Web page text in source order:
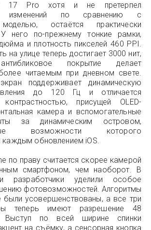
17 Pro хотя и не претерпел
изменений по сравнению с
остаётся практически
него по-прежнему тонкие рамки,
и плотность пикселей 460 PPI.
на улице теперь достигает 3000 нит,
покрытие делает
читаемым при дневном свете.
поддерживает динамическую
до 120 Гц и отличается
контрастностью, присущей OLED-
камера и вспомогательные
за динамическим островом,
возможности которого
каждым обновлением iOS.
по праву считается скорее камерой
смартфоном, чем наоборот. В
разработчики уделили особое
фотовозможностей. Алгоритмы
были усовершенствованы, а все три
теперь имеют разрешение 48
Выступ по всей ширине спинки
на съёмку, а сенсорная кнопка